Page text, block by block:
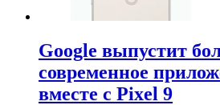
Google выпустит
современное
вместе с Pixel 9